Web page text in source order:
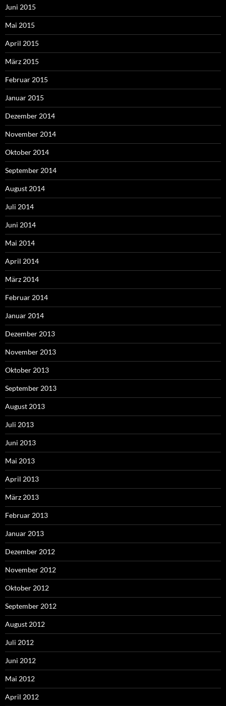
Juni 2015
Mai 2015
April 2015
März 2015
Februar 2015
Januar 2015
Dezember 2014
November 2014
Oktober 2014
September 2014
August 2014
Juli 2014
Juni 2014
Mai 2014
April 2014
März 2014
Februar 2014
Januar 2014
Dezember 2013
November 2013
Oktober 2013
September 2013
August 2013
Juli 2013
Juni 2013
Mai 2013
April 2013
März 2013
Februar 2013
Januar 2013
Dezember 2012
November 2012
Oktober 2012
September 2012
August 2012
Juli 2012
Juni 2012
Mai 2012
April 2012